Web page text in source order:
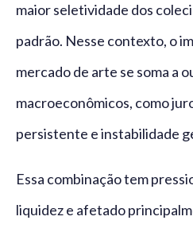
maior seletividade dos
padrão. Nesse contexto, o
mercado de arte se soma a
macroeconômicos, como
persistente e instabilidade
Essa combinação tem
liquidez e afetado